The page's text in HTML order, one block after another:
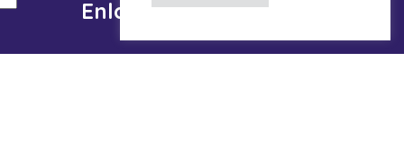
Enlaces Interés